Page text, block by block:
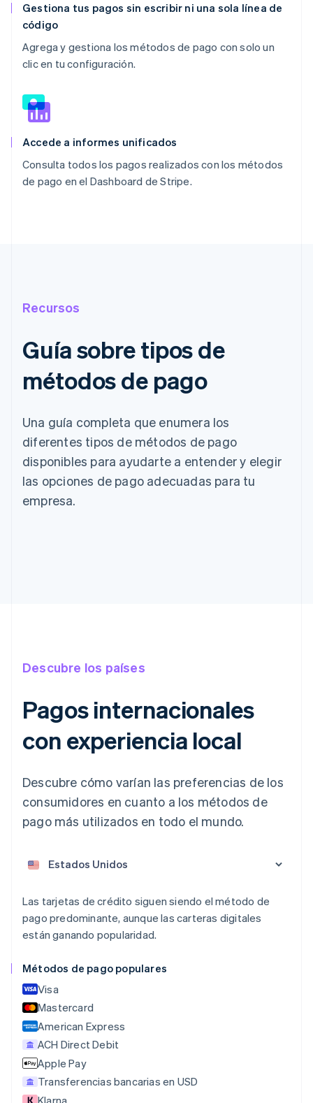
Gestiona tus pagos sin escribir ni una sola línea de
código
Agrega y gestiona los métodos de pago con solo un
clic en tu configuración.
Accede a informes unificados
Consulta todos los pagos realizados con los métodos
de pago en el Dashboard de Stripe.
Recursos
Guía sobre tipos de
métodos de pago
Una guía completa que enumera los
diferentes tipos de métodos de pago
disponibles para ayudarte a entender y elegir
las opciones de pago adecuadas para tu
empresa.
Descubre los países
Pagos internacionales
con experiencia local
Descubre cómo varían las preferencias de los
consumidores en cuanto a los métodos de
pago más utilizados en todo el mundo.
Las tarjetas de crédito siguen siendo el método de
pago predominante, aunque las carteras digitales
están ganando popularidad.
Métodos de pago populares
Visa
Mastercard
American Express
ACH Direct Debit
Apple Pay
Transferencias bancarias en USD
Klarna
Alemania
DeutschEnglish
Austria
Deutsch
Bélgica
Brasil
PortuguêsEnglish
Bulgaria
Canadá